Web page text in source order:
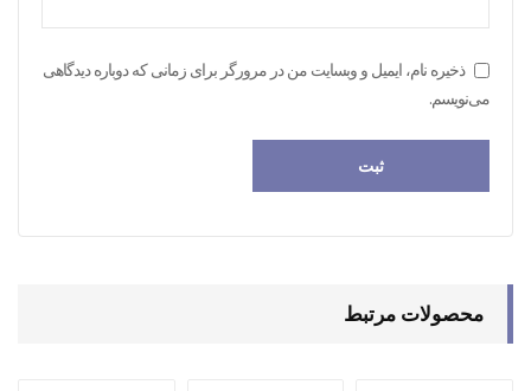
ذخیره نام، ایمیل و وبسایت من در مرورگر برای زمانی که دوباره دیدگاهی
می‌نویسم.
محصولات مرتبط